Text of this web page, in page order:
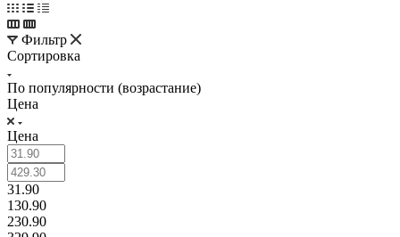
Фильтр
Сортировка
По популярности (возрастание)
Цена
Цена
31.90
130.90
230.90